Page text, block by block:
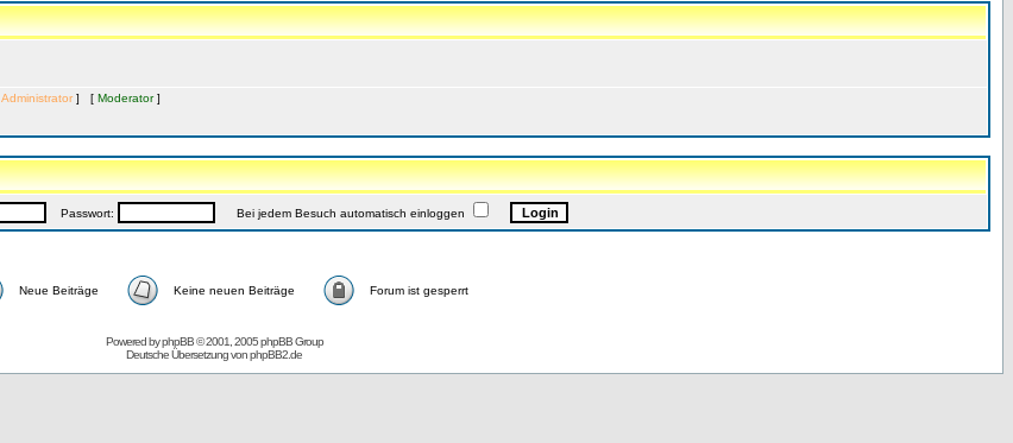
Administrator ] [ Moderator]
Passwort: Bei jedem Besuch automatisch einloggen
Neue Beiträge Keine neuen Beiträge Forum ist gesperrt
Powered byphpBB© 2001, 2005 phpBB Group
Deutsche Übersetzung vonphpBB2.de